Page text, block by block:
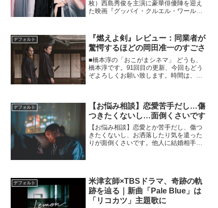
枚）西島秀俊を主演に豪華俳優陣を迎え
た映画『グッバイ・クルエル・ワール
年）、『日日是好日』（2018年）、
『MOTHER ...
デフォルト
『燃えよ剣』レビュー：同業者が
驚愕するほどの岡田准一のすごさ
■橋本淳の「おこがまシネマ」 どうも、
橋本淳です。91回目の更新、今回もどう
ぞよろしくお願い致します。時間は、伸
楽しい時間はあっという...
デフォルト
【お悩み相談】恋愛苦手だし…傷
つきたくないし…面倒くさいです
【お悩み相談】恋愛とか苦手だし、傷つ
きたくないし、お洒落したり気を遣った
りが面倒くさいです。他人に結婚相手を
デフォルト
米津玄師×TBSドラマ、奇跡の軌
跡を辿る｜新曲「Pale Blue」は
「リコカツ」主題歌に